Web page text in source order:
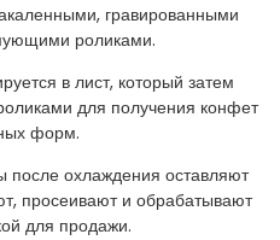
гравированными
роликами.
в лист, который затем
для получения конфет
форм.
охлаждения оставляют
просеивают и обрабатывают
для продажи.